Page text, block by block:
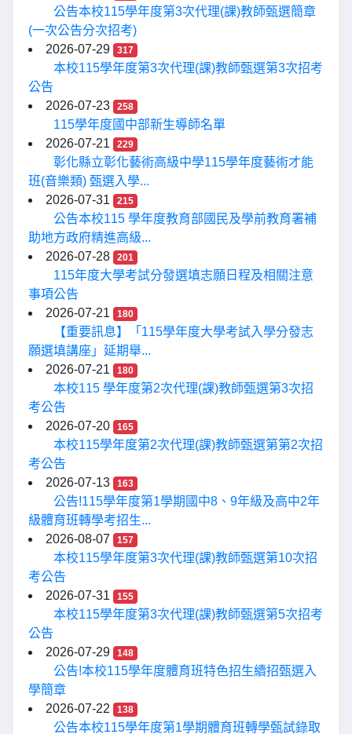
公告本校115學年度第3次代理(課)教師甄選簡章
(一次公告分次招考)
2026-07-29
317
本校115學年度第3次代理(課)教師甄選第3次招考
公告
2026-07-23
258
115學年度國中部新生導師名單
2026-07-21
229
彰化縣立彰化藝術高級中學115學年度藝術才能
班(音樂類) 甄選入學...
2026-07-31
215
公告本校115 學年度教育部國民及學前教育署補
助地方政府精進高級...
2026-07-28
201
115年度大學考試分發選填志願日程及相關注意
事項公告
2026-07-21
180
【重要訊息】「115學年度大學考試入學分發志
願選填講座」延期舉...
2026-07-21
180
本校115 學年度第2次代理(課)教師甄選第3次招
考公告
2026-07-20
165
本校115學年度第2次代理(課)教師甄選第第2次招
考公告
2026-07-13
163
公告!115學年度第1學期國中8、9年級及高中2年
級體育班轉學考招生...
2026-08-07
157
本校115學年度第3次代理(課)教師甄選第10次招
考公告
2026-07-31
155
本校115學年度第3次代理(課)教師甄選第5次招考
公告
2026-07-29
148
公告!本校115學年度體育班特色招生續招甄選入
學簡章
2026-07-22
138
公告本校115學年度第1學期體育班轉學甄試錄取